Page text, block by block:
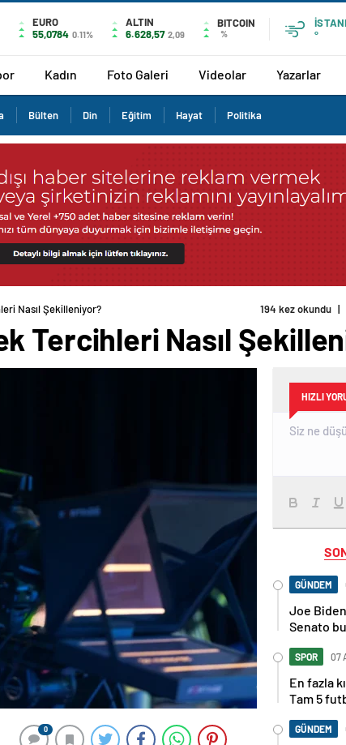
EURO
55,0784 0.11%
ALTIN
6.628,57 2,09
BITCOIN
%
°
Kadın Foto Galeri Videolar Yazarlar
Bülten Din Eğitim Hayat Politika
Nasıl Şekilleniyor? 194 kez okundu |
Tercihleri Nasıl
0
HIZLI
GÜNDEM
Joe
Senato
SPOR 07
En fazla
Tam 5
GÜNDEM